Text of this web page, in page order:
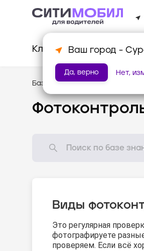
Ваш город -
Да, верно Нет,
Клиентам
База знаний /Как всё
Виды
Это регулярная
фотографируете
проверяем. Если всё